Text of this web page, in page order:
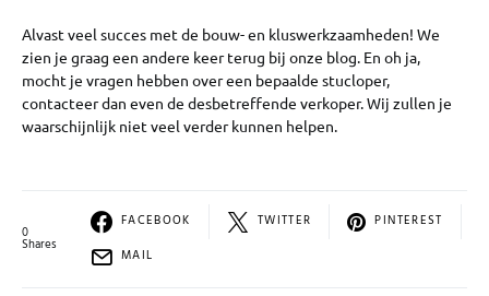
Alvast veel succes met de bouw- en kluswerkzaamheden! We
zien je graag een andere keer terug bij onze blog. En oh ja,
mocht je vragen hebben over een bepaalde stucloper,
contacteer dan even de desbetreffende verkoper. Wij zullen je
waarschijnlijk niet veel verder kunnen helpen.
0
Shares
FACEBOOK TWITTER
PINTEREST
MAIL